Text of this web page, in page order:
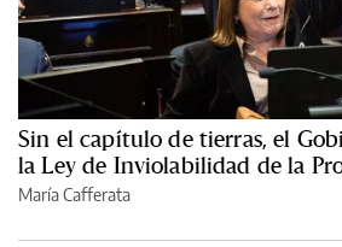
Sin el capítulo de tierras, el
la Ley de Inviolabilidad de la
María Cafferata